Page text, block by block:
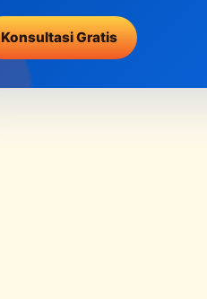
Konsultasi Gratis